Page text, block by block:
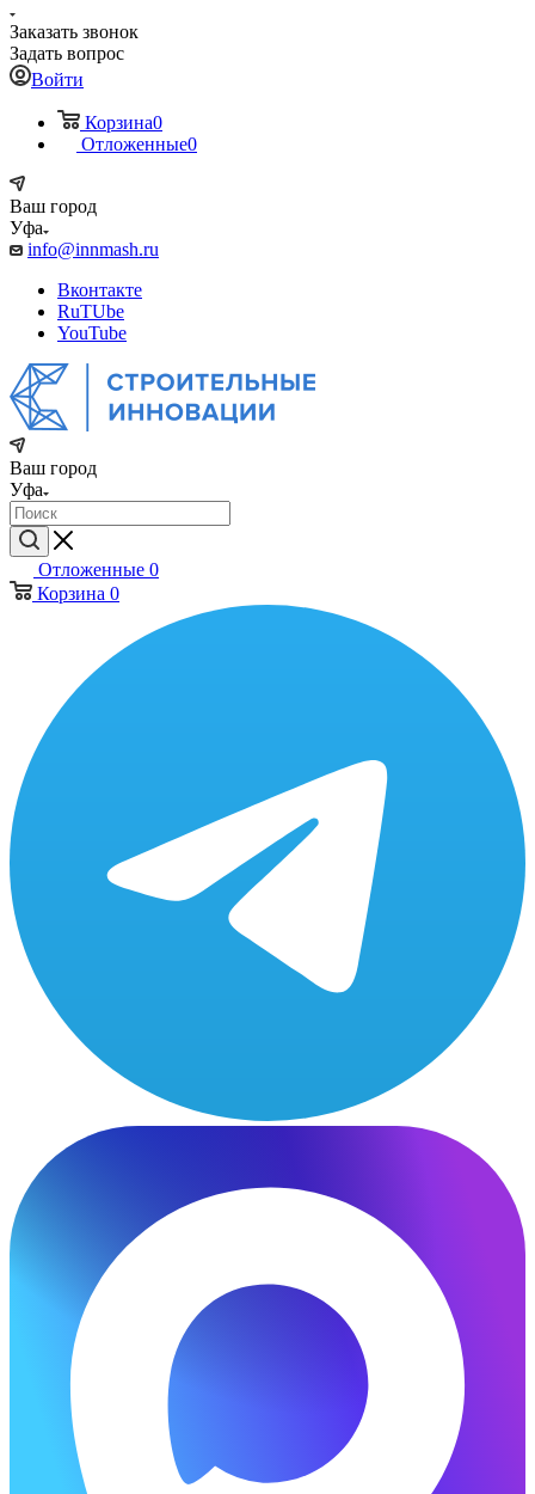
Заказать звонок
Задать вопрос
Войти
Корзина0
Отложенные0
Ваш город
Уфа
info@innmash.ru
Вконтакте
RuTUbe
YouTube
Ваш город
Уфа
Отложенные 0
Корзина 0